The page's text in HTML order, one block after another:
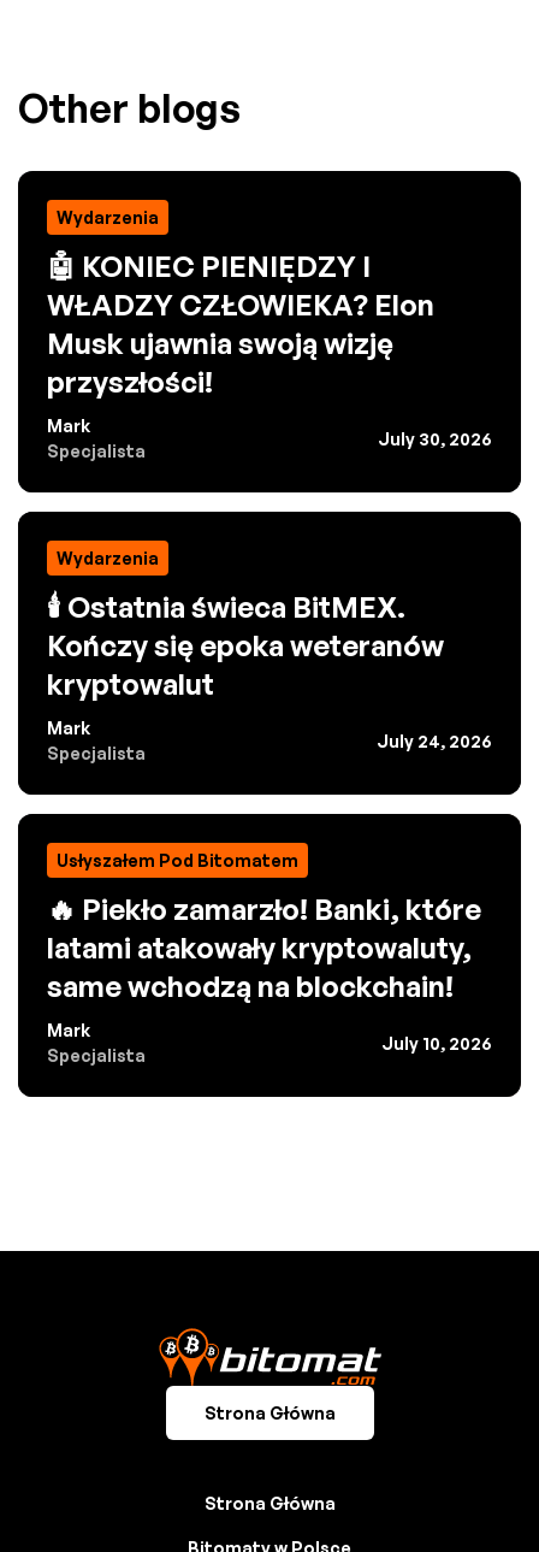
Other blogs
Wydarzenia
🤖 KONIEC PIENIĘDZY I
WŁADZY CZŁOWIEKA? Elon
Musk ujawnia swoją wizję
przyszłości!
Mark
Specjalista
July 30, 2026
Wydarzenia
🕯️ Ostatnia świeca BitMEX.
Kończy się epoka weteranów
kryptowalut
Mark
Specjalista
July 24, 2026
Usłyszałem Pod Bitomatem
🔥 Piekło zamarzło! Banki, które
latami atakowały kryptowaluty,
same wchodzą na blockchain!
Mark
Specjalista
July 10, 2026
Strona Główna
Strona Główna